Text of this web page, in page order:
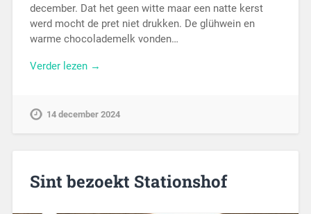
december. Dat het geen witte maar een natte kerst
werd mocht de pret niet drukken. De glühwein en
warme chocolademelk vonden…
Verder lezen →
14 december 2024
Sint bezoekt Stationshof